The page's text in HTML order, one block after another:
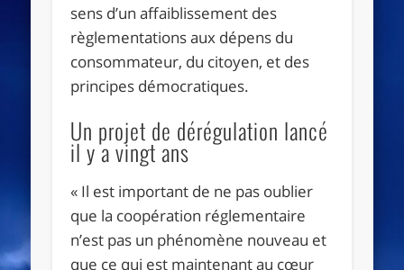
sens d’un affaiblissement des
règlementations aux dépens du
consommateur, du citoyen, et des
principes démocratiques.
Un projet de dérégulation lancé
il y a vingt ans
« Il est important de ne pas oublier
que la coopération réglementaire
n’est pas un phénomène nouveau et
que ce qui est maintenant au cœur